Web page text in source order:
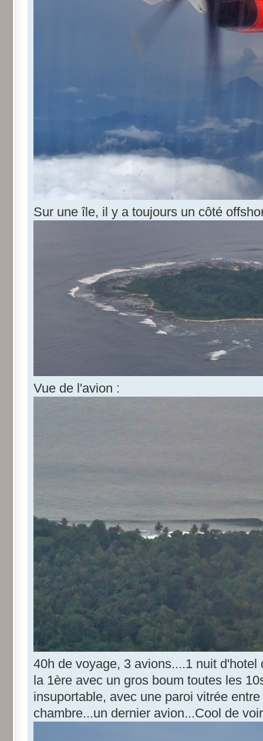
Sur une île, il y a toujours un côté
Vue de l'avion :
40h de voyage, 3 avions....1 nuit
la 1ère avec un gros boum toutes les
insuportable, avec une paroi vitrée
chambre...un dernier avion...Cool de